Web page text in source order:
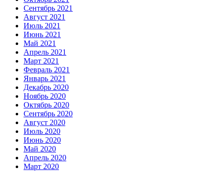
Сентябрь 2021
Август 2021
Июль 2021
Июнь 2021
Май 2021
Апрель 2021
Март 2021
Февраль 2021
Январь 2021
Декабрь 2020
Ноябрь 2020
Октябрь 2020
Сентябрь 2020
Август 2020
Июль 2020
Июнь 2020
Май 2020
Апрель 2020
Март 2020